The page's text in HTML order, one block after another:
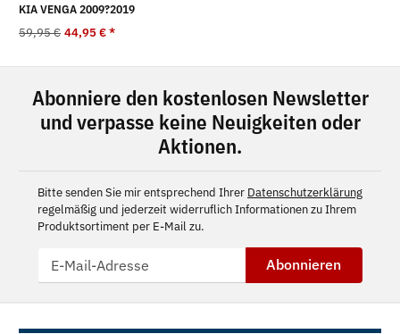
KIA VENGA 2009?2019
59,95 € 44,95 €*
Abonniere den kostenlosen Newsletter
und verpasse keine Neuigkeiten oder
Aktionen.
Bitte senden Sie mir entsprechend Ihrer Datenschutzerklärung
regelmäßig und jederzeit widerruflich Informationen zu Ihrem
Produktsortiment per E-Mail zu.
Abonnieren